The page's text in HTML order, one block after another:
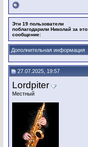
Эти 19 пользователи
поблагодарили Николай за это
сообщение:
Дополнительная информация
27.07.2025, 19:57
Lordpiter
Местный